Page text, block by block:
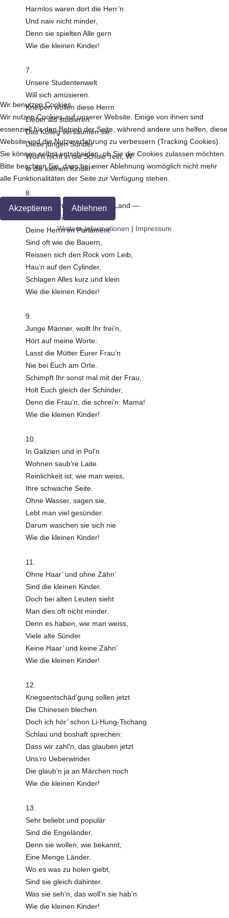
Harmlos waren dort die Herr’n
Und naiv nicht minder,
Denn sie spielten Alle gern
Wie die kleinen Kinder!
7.
Unsere Studentenwelt
Will sich amüsieren.
Kneipen wollen diese Herrn
Lieber als studieren.
Das Kolleg versäumen sie.
Diese jungen Sünder
Woll’n nicht in die Schule ’rein, W
ie die kleinen Kinder!
8.
Oesterreich — du schönes Land —
Dich muss ich bedauern!
Deine Herrn im Parlament
Sind oft wie die Bauern,
Reissen sich den Rock vom Leib,
Hau’n auf den Cylinder,
Schlagen Alles kurz und klein
Wie die kleinen Kinder!
9.
Junge Männer, wollt Ihr frei’n,
Hört auf meine Worte:
Lasst die Mütter Eurer Frau’n
Nie bei Euch am Orte.
Schimpft Ihr sonst mal mit der Frau,
Holt Euch gleich der Schinder,
Denn die Frau’n, die schrei’n: Mama!
Wie die kleinen Kinder!
10.
In Galizien und in Pol’n
Wohnen saub’re Laite.
Reinlichkeit ist, wie man weiss,
Ihre schwache Seite.
Ohne Wasser, sagen sie,
Lebt man viel gesünder.
Darum waschen sie sich nie
Wie die kleinen Kinder!
11.
Ohne Haar’ und ohne Zähn’
Sind die kleinen Kinder.
Doch bei alten Leuten sieht
Man dies oft nicht minder.
Denn es haben, wie man weiss,
Viele alte Sünder
Keine Haar’ und keine Zähn’
Wie die kleinen Kinder!
12.
Kriegsentschäd’gung sollen jetzt
Die Chinesen blechen.
Doch ich hör’ schon Li-Hung-Tschang
Schlau und boshaft sprechen:
Dass wir zahl’n, das glauben jetzt
Uns’ro Ueberwinder.
Die glaub’n ja an Märchen noch
Wie die kleinen Kinder!
13.
Sehr beliebt und populär
Sind die Engeländer,
Denn sie wollen, wie bekannt,
Eine Menge Länder.
Wo es was zu holen giebt,
Sind sie gleich dahinter.
Was sie seh’n, das woll’n sie hab’n
Wie die kleinen Kinder!
Wir benutzen Cookies
Wir nutzen Cookies auf unserer Website. Einige von ihnen sind
essenziell für den Betrieb der Seite, während andere uns helfen, diese
Website und die Nutzererfahrung zu verbessern (Tracking Cookies).
Sie können selbst entscheiden, ob Sie die Cookies zulassen möchten.
Bitte beachten Sie, dass bei einer Ablehnung womöglich nicht mehr
alle Funktionalitäten der Seite zur Verfügung stehen.
Akzeptieren Ablehnen
Weitere Informationen | Impressum